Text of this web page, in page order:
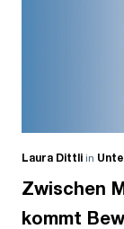
Laura Dittli in
Zwischen
kommt